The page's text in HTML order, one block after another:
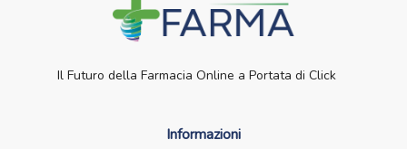
Il Futuro della Farmacia Online a Portata di Click
Informazioni